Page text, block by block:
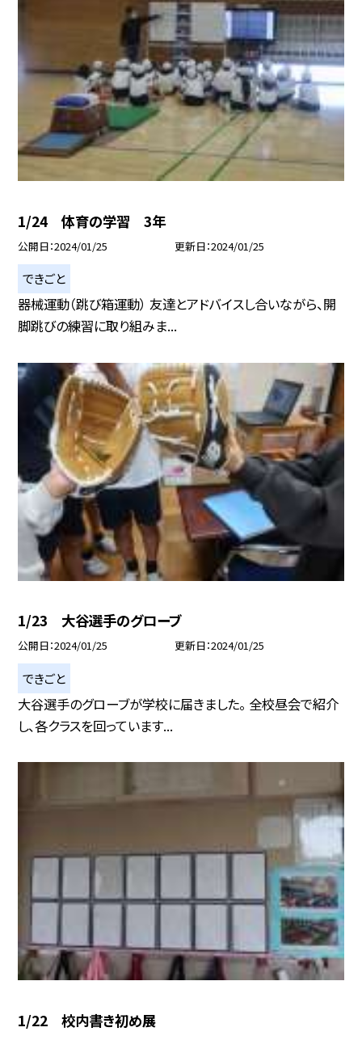
1/24 体育の学習 3年
公開日 2024/01/25 更新日 2024/01/25
できごと
器械運動（跳び箱運動） 友達とアドバイスし合いながら、開
脚跳びの練習に取り組みま...
1/23 大谷選手のグローブ
公開日 2024/01/25 更新日 2024/01/25
できごと
大谷選手のグローブが学校に届きました。 全校昼会で紹介
し、各クラスを回っています...
1/22 校内書き初め展